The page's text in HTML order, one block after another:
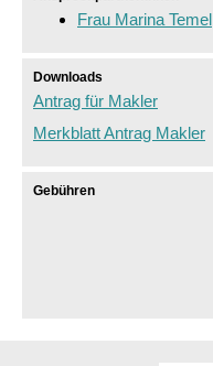
Frau Marina Temel
Downloads
Antrag für Makler
Merkblatt Antrag Makler
Gebühren